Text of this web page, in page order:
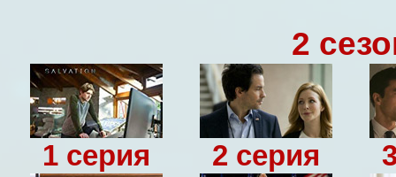
2
1 серия 2 серия